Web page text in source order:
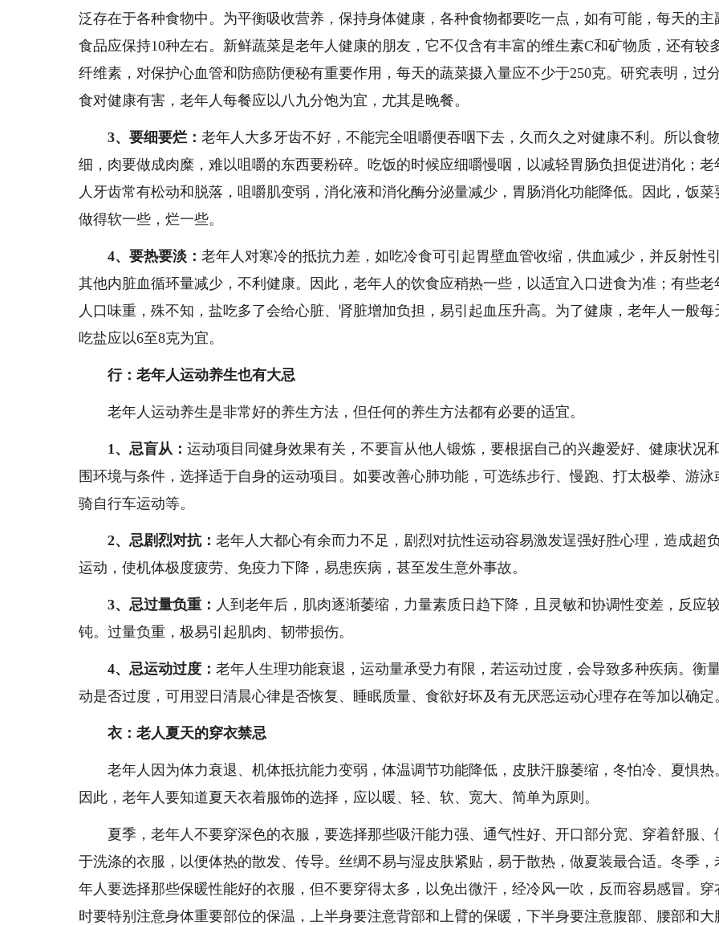
泛存在于各种食物中。为平衡吸收营养，保持身体健康，各种食物都要吃一点，如有可能，每天的主
食品应保持10种左右。新鲜蔬菜是老年人健康的朋友，它不仅含有丰富的维生素C和矿物质，还有较
纤维素，对保护心血管和防癌防便秘有重要作用，每天的蔬菜摄入量应不少于250克。研究表明，过
食对健康有害，老年人每餐应以八九分饱为宜，尤其是晚餐。
3、要细要烂：老年人大多牙齿不好，不能完全咀嚼便吞咽下去，久而久之对健康不利。所以食
细，肉要做成肉糜，难以咀嚼的东西要粉碎。吃饭的时候应细嚼慢咽，以减轻胃肠负担促进消化；老
人牙齿常有松动和脱落，咀嚼肌变弱，消化液和消化酶分泌量减少，胃肠消化功能降低。因此，饭菜
做得软一些，烂一些。
4、要热要淡：老年人对寒冷的抵抗力差，如吃冷食可引起胃壁血管收缩，供血减少，并反射性
其他内脏血循环量减少，不利健康。因此，老年人的饮食应稍热一些，以适宜入口进食为准；有些老
人口味重，殊不知，盐吃多了会给心脏、肾脏增加负担，易引起血压升高。为了健康，老年人一般每
吃盐应以6至8克为宜。
行：老年人运动养生也有大忌
老年人运动养生是非常好的养生方法，但任何的养生方法都有必要的适宜。
1、忌盲从：运动项目同健身效果有关，不要盲从他人锻炼，要根据自己的兴趣爱好、健康状况
围环境与条件，选择适于自身的运动项目。如要改善心肺功能，可选练步行、慢跑、打太极拳、游泳
骑自行车运动等。
2、忌剧烈对抗：老年人大都心有余而力不足，剧烈对抗性运动容易激发逞强好胜心理，造成超
运动，使机体极度疲劳、免疫力下降，易患疾病，甚至发生意外事故。
3、忌过量负重： 人到老年后，肌肉逐渐萎缩，力量素质日趋下降，且灵敏和协调性变差，反应
钝。过量负重，极易引起肌肉、韧带损伤。
4、忌运动过度：老年人生理功能衰退，运动量承受力有限，若运动过度，会导致多种疾病。衡
动是否过度，可用翌日清晨心律是否恢复、睡眠质量、食欲好坏及有无厌恶运动心理存在等加以确定
衣：老人夏天的穿衣禁忌
老年人因为体力衰退、机体抵抗能力变弱，体温调节功能降低，皮肤汗腺萎缩，冬怕冷、夏惧热
因此，老年人要知道夏天衣着服饰的选择，应以暖、轻、软、宽大、简单为原则。
夏季，老年人不要穿深色的衣服，要选择那些吸汗能力强、通气性好、开口部分宽、穿着舒服、
于洗涤的衣服，以便体热的散发、传导。丝绸不易与湿皮肤紧贴，易于散热，做夏装最合适。冬季，
年人要选择那些保暖性能好的衣服，但不要穿得太多，以免出微汗，经冷风一吹，反而容易感冒。穿
时要特别注意身体重要部位的保温，上半身要注意背部和上臂的保暖，下半身要注意腹部、腰部和大